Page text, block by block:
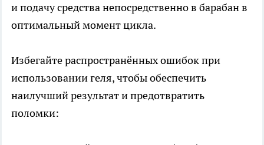
и подачу средства непосредственно в барабан в
оптимальный момент цикла.
Избегайте распространённых ошибок при
использовании геля, чтобы обеспечить
наилучший результат и предотвратить
поломки: